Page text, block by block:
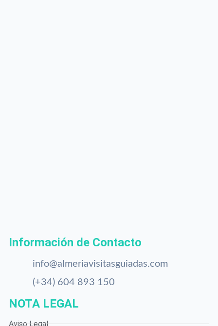
Información de Contacto
info@almeriavisitasguiadas.com
(+34) 604 893 150
NOTA LEGAL
Aviso Legal